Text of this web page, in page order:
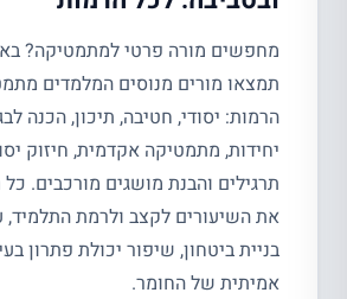
מחפשים מורה פרטי למתמטיקה?
תמצאו מורים מנוסים המלמדים
יחידות, מתמטיקה אקדמית, חיזוק
תרגילים והבנת מושגים מורכבים.
את השיעורים לקצב ולרמת
בניית ביטחון, שיפור יכולת פתרון
אמיתית של החומר.